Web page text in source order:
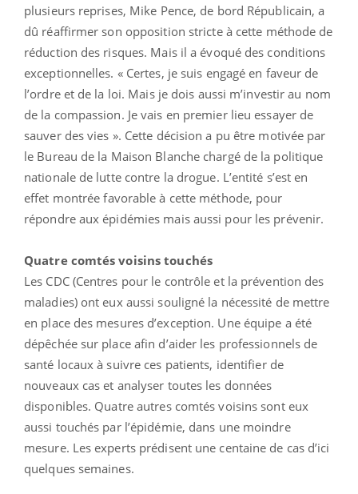
plusieurs reprises, Mike Pence, de bord Républicain, a
dû réaffirmer son opposition stricte à cette méthode de
réduction des risques. Mais il a évoqué des conditions
exceptionnelles. « Certes, je suis engagé en faveur de
l’ordre et de la loi. Mais je dois aussi m’investir au nom
de la compassion. Je vais en premier lieu essayer de
sauver des vies ». Cette décision a pu être motivée par
le Bureau de la Maison Blanche chargé de la politique
nationale de lutte contre la drogue. L’entité s’est en
effet montrée favorable à cette méthode, pour
répondre aux épidémies mais aussi pour les prévenir.
Quatre comtés voisins touchés
Les CDC (Centres pour le contrôle et la prévention des
maladies) ont eux aussi souligné la nécessité de mettre
en place des mesures d’exception. Une équipe a été
dépêchée sur place afin d’aider les professionnels de
santé locaux à suivre ces patients, identifier de
nouveaux cas et analyser toutes les données
disponibles. Quatre autres comtés voisins sont eux
aussi touchés par l’épidémie, dans une moindre
mesure. Les experts prédisent une centaine de cas d’ici
quelques semaines.